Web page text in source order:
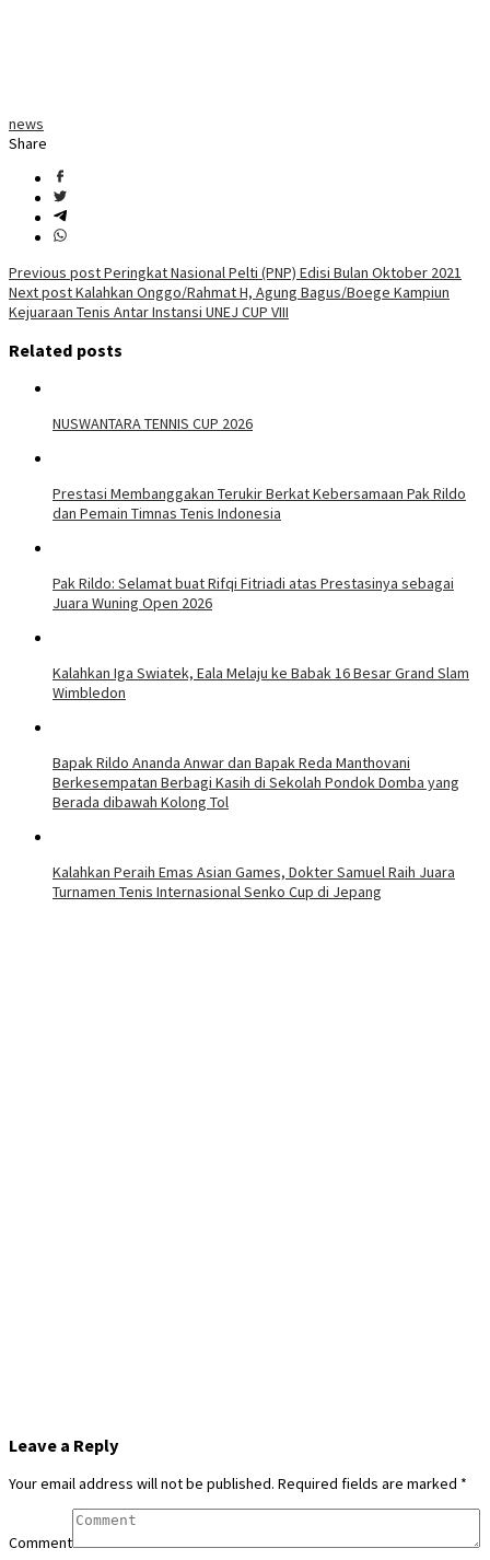
news
Share
Post
navigation
Previous postPeringkat Nasional Pelti (PNP) Edisi Bulan Oktober 2021
Next postKalahkan Onggo/Rahmat H, Agung Bagus/Boege Kampiun
Kejuaraan Tenis Antar Instansi UNEJ CUP VIII
Related posts
NUSWANTARA TENNIS CUP 2026
Prestasi Membanggakan Terukir Berkat Kebersamaan Pak Rildo
dan Pemain Timnas Tenis Indonesia
Pak Rildo: Selamat buat Rifqi Fitriadi atas Prestasinya sebagai
Juara Wuning Open 2026
Kalahkan Iga Swiatek, Eala Melaju ke Babak 16 Besar Grand Slam
Wimbledon
Bapak Rildo Ananda Anwar dan Bapak Reda Manthovani
Berkesempatan Berbagi Kasih di Sekolah Pondok Domba yang
Berada dibawah Kolong Tol
Kalahkan Peraih Emas Asian Games, Dokter Samuel Raih Juara
Turnamen Tenis Internasional Senko Cup di Jepang
Leave a Reply
Your email address will not be published. Required fields are marked *
Comment